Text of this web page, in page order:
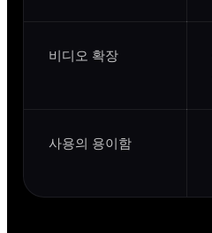
비디오 확장
사용의 용이함